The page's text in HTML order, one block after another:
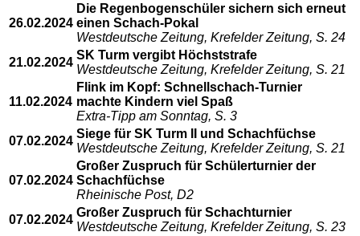
26.02.2024
Die Regenbogenschüler sichern sich erneut
einen Schach-Pokal
Westdeutsche Zeitung, Krefelder Zeitung, S. 24
21.02.2024
SK Turm vergibt Höchststrafe
Westdeutsche Zeitung, Krefelder Zeitung, S. 21
11.02.2024
Flink im Kopf: Schnellschach-Turnier
machte Kindern viel Spaß
Extra-Tipp am Sonntag, S. 3
07.02.2024
Siege für SK Turm II und Schachfüchse
Westdeutsche Zeitung, Krefelder Zeitung, S. 21
07.02.2024
Großer Zuspruch für Schülerturnier der
Schachfüchse
Rheinische Post, D2
07.02.2024
Großer Zuspruch für Schachturnier
Westdeutsche Zeitung, Krefelder Zeitung, S. 23